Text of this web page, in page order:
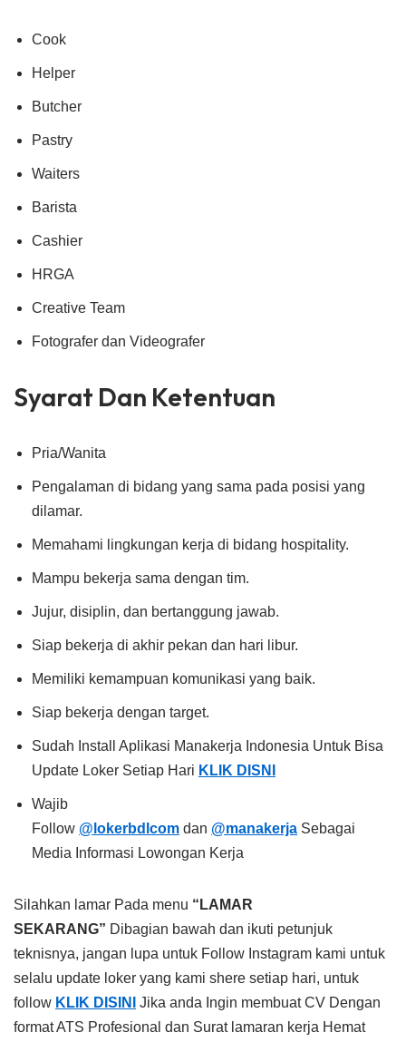
Cook
Helper
Butcher
Pastry
Waiters
Barista
Cashier
HRGA
Creative Team
Fotografer dan Videografer
Syarat Dan Ketentuan
Pria/Wanita
Pengalaman di bidang yang sama pada posisi yang
dilamar.
Memahami lingkungan kerja di bidang hospitality.
Mampu bekerja sama dengan tim.
Jujur, disiplin, dan bertanggung jawab.
Siap bekerja di akhir pekan dan hari libur.
Memiliki kemampuan komunikasi yang baik.
Siap bekerja dengan target.
Sudah Install Aplikasi Manakerja Indonesia Untuk Bisa
Update Loker Setiap Hari KLIK DISNI
Wajib
Follow @lokerbdlcom dan @manakerja Sebagai
Media Informasi Lowongan Kerja
Silahkan lamar Pada menu “LAMAR
SEKARANG” Dibagian bawah dan ikuti petunjuk
teknisnya, jangan lupa untuk Follow Instagram kami untuk
selalu update loker yang kami shere setiap hari, untuk
follow KLIK DISINI
Jika anda Ingin membuat CV Dengan
format ATS Profesional dan Surat lamaran kerja Hemat